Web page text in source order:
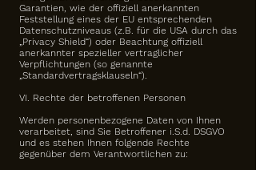
Garantien, wie der offiziell anerkannten
Feststellung eines der EU entsprechenden
Datenschutzniveaus (z.B. für die USA durch das
„Privacy Shield“) oder Beachtung offiziell
anerkannter spezieller vertraglicher
Verpflichtungen (so genannte
„Standardvertragsklauseln“).
VI. Rechte der betroffenen Personen
Werden personenbezogene Daten von Ihnen
verarbeitet, sind Sie Betroffener i.S.d. DSGVO
und es stehen Ihnen folgende Rechte
gegenüber dem Verantwortlichen zu: